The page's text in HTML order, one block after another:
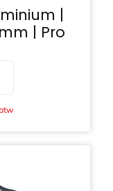
|
| Pro